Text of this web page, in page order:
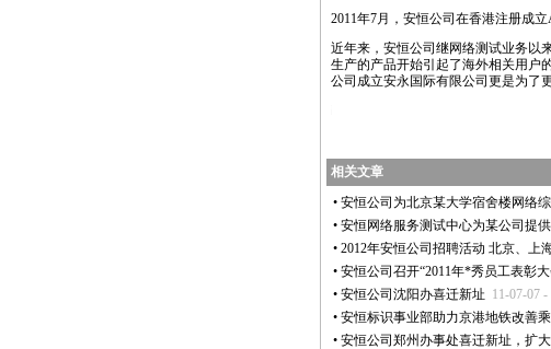
2011年7月，安恒公司在香港注册成
近年来，安恒公司继网络测试业务以
生产的产品开始引起了海外相关用户
公司成立安永国际有限公司更是为了
相关文章
• 安恒公司为北京某大学宿舍楼网络
• 安恒网络服务测试中心为某公司提
• 2012年安恒公司招聘活动 北京、上
• 安恒公司召开“2011年*秀员工表彰大
• 安恒公司沈阳办喜迁新址 11-07-07
• 安恒标识事业部助力京港地铁改善
• 安恒公司郑州办事处喜迁新址，扩